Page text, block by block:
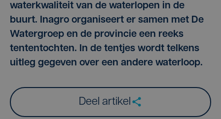
waterkwaliteit van de waterlopen in de
buurt. Inagro organiseert er samen met De
Watergroep en de provincie een reeks
tententochten. In de tentjes wordt telkens
uitleg gegeven over een andere waterloop.
Deel artikel